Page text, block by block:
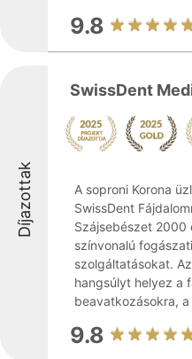
9.8
Díjazottak
SwissDent
A soproni Korona
SwissDent
Szájsebészet 2000
színvonalú
szolgáltatásokat.
hangsúlyt helyez a
beavatkozásokra, a
9.8